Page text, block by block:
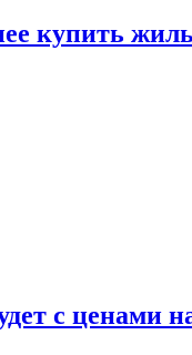
купить
с ценами